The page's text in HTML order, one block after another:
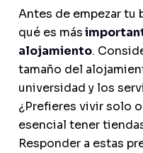
Antes de empezar tu
qué es más
alojamiento.
tamaño del
universidad y los
¿Prefieres vivir solo
esencial tener
Responder a estas